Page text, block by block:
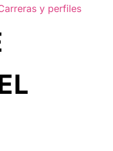
y perfiles